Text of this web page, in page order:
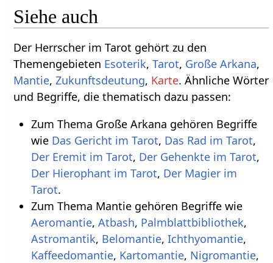
Siehe auch
Der Herrscher im Tarot gehört zu den
Themengebieten Esoterik,Tarot, Große Arkana,
Mantie,Zukunftsdeutung, Karte. Ähnliche Wörter
und Begriffe, die thematisch dazu passen:
Zum Thema Große Arkana gehören Begriffe
wie Das Gericht im Tarot, Das Rad im Tarot,
Der Eremit im Tarot, Der Gehenkte im Tarot,
Der Hierophant im Tarot, Der Magier im
Tarot.
Zum Thema Mantie gehören Begriffe wie
Aeromantie, Atbash, Palmblattbibliothek,
Astromantik, Belomantie, Ichthyomantie,
Kaffeedomantie, Kartomantie, Nigromantie,